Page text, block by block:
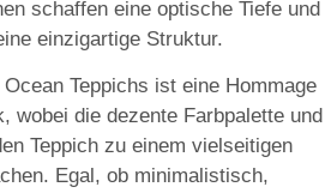
schaffen eine optische Tiefe und
einzigartige Struktur.
Teppichs ist eine Hommage
wobei die dezente Farbpalette und
Teppich zu einem vielseitigen
Egal, ob minimalistisch,